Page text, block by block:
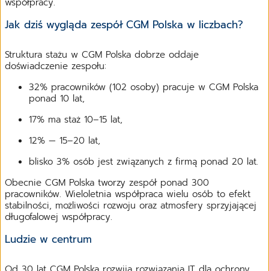
Jak dziś wygląda zespół CGM Polska w liczbach?
Struktura stażu w CGM Polska dobrze oddaje
doświadczenie zespołu:
32% pracowników (102 osoby) pracuje w CGM Polska
ponad 10 lat,
17% ma staż 10–15 lat,
12% — 15–20 lat,
blisko 3% osób jest związanych z firmą ponad 20 lat.
Obecnie CGM Polska tworzy zespół ponad 300
pracowników. Wieloletnia współpraca wielu osób to efekt
stabilności, możliwości rozwoju oraz atmosfery sprzyjającej
długofalowej współpracy.
Ludzie w centrum